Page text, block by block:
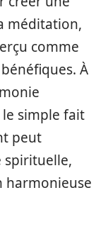
méditation,
comme
À
le simple fait
peut
spirituelle,
harmonieuse